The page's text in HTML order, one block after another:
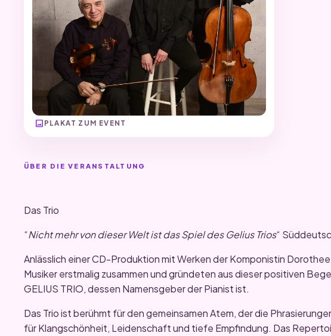
image PLAKAT ZUM EVENT
ÜBER DIE VERANSTALTUNG
Das Trio
“Nicht mehr von dieser Welt ist das Spiel des Gelius Trios“
Anlässlich einer CD-Produktion mit Werken der Komponistin
Musiker erstmalig zusammen und gründeten aus dieser positiven
GELIUS TRIO, dessen Namensgeber der Pianist ist.
Das Trio ist berühmt für den gemeinsamen Atem, der die
für Klangschönheit, Leidenschaft und tiefe Empfindung. Das